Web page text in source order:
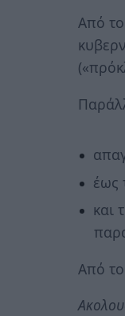
Από το
έως
και
Από